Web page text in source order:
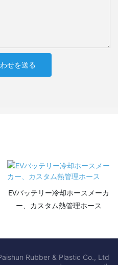
せを送る
EVバッテリー冷却ホースメーカ
ー、カスタム熱管理ホース
Rubber & Plastic Co., Ltd